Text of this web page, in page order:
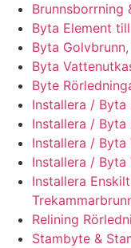
Brunnsborrning
Byta Element
Byta
Byta
Byte
Installera / Byta
Installera /
Installera /
Installera / Byta
Installera
Relining
Stambyte &